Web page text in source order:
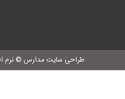
طراحی سایت مدارس ©نرم